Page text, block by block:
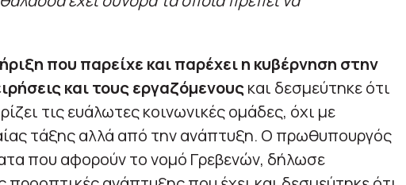
που παρείχε και παρέχει η κυβέρνηση στην
και τους εργαζόμενουςκαι δεσμεύτηκε ότι
τις ευάλωτες κοινωνικές ομάδες, όχι με
τάξης αλλά από την ανάπτυξη. Ο πρωθυπουργός
που αφορούν το νομό Γρεβενών, δήλωσε